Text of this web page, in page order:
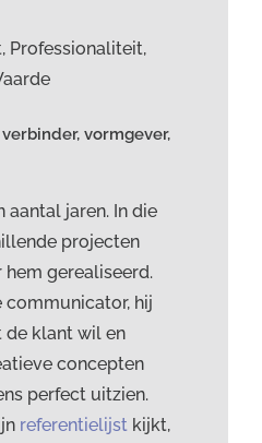
Professionaliteit,
vormgever,
aantal jaren. In die
projecten
gerealiseerd.
communicator, hij
de klant wil en
concepten
perfect uitzien.
referentielijst kijkt,